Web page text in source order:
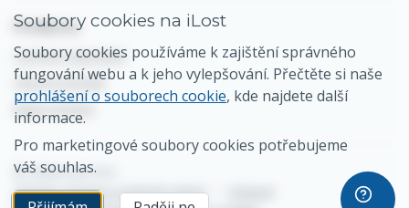
Podpora
Centrum nápovědy
Obecný kontakt
Mapa stránek
© 2026 iLost B.V.
Zásady ochrany osobních údajů
Soubory cookies na iLost
Soubory cookies používáme k zajištění správného
fungování webu a k jeho vylepšování. Přečtěte si naše
prohlášení o souborech cookie, kde najdete další
informace.
Pro marketingové soubory cookies potřebujeme
váš souhlas.